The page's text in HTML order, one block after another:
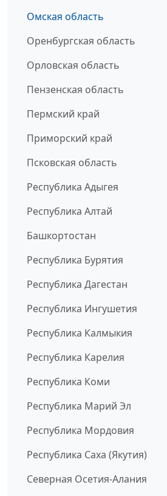
Омская область
Оренбургская область
Орловская область
Пензенская область
Пермский край
Приморский край
Псковская область
Республика Адыгея
Республика Алтай
Башкортостан
Республика Бурятия
Республика Дагестан
Республика Ингушетия
Республика Калмыкия
Республика Карелия
Республика Коми
Республика Марий Эл
Республика Мордовия
Республика Саха (Якутия)
Северная Осетия-Алания